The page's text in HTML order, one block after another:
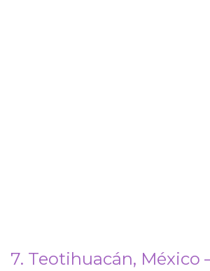
7. Teotihuacán, México